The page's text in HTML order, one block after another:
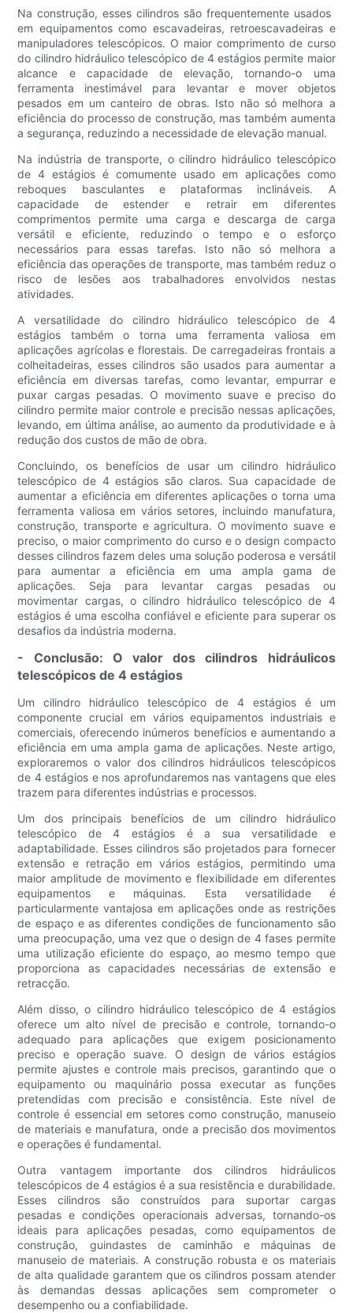
Na construção, esses cilindros são frequentemente usados ​​
em equipamentos como escavadeiras, retroescavadeiras e
manipuladores telescópicos. O maior comprimento de curso
do cilindro hidráulico telescópico de 4 estágios permite maior
alcance e capacidade de elevação, tornando-o uma
ferramenta inestimável para levantar e mover objetos
pesados ​​em um canteiro de obras. Isto não só melhora a
eficiência do processo de construção, mas também aumenta
a segurança, reduzindo a necessidade de elevação manual.
Na indústria de transporte, o cilindro hidráulico telescópico
de 4 estágios é comumente usado em aplicações como
reboques basculantes e plataformas inclináveis. A
capacidade de estender e retrair em diferentes
comprimentos permite uma carga e descarga de carga
versátil e eficiente, reduzindo o tempo e o esforço
necessários para essas tarefas. Isto não só melhora a
eficiência das operações de transporte, mas também reduz o
risco de lesões aos trabalhadores envolvidos nestas
atividades.
A versatilidade do cilindro hidráulico telescópico de 4
estágios também o torna uma ferramenta valiosa em
aplicações agrícolas e florestais. De carregadeiras frontais a
colheitadeiras, esses cilindros são usados ​​para aumentar a
eficiência em diversas tarefas, como levantar, empurrar e
puxar cargas pesadas. O movimento suave e preciso do
cilindro permite maior controle e precisão nessas aplicações,
levando, em última análise, ao aumento da produtividade e à
redução dos custos de mão de obra.
Concluindo, os benefícios de usar um cilindro hidráulico
telescópico de 4 estágios são claros. Sua capacidade de
aumentar a eficiência em diferentes aplicações o torna uma
ferramenta valiosa em vários setores, incluindo manufatura,
construção, transporte e agricultura. O movimento suave e
preciso, o maior comprimento do curso e o design compacto
desses cilindros fazem deles uma solução poderosa e versátil
para aumentar a eficiência em uma ampla gama de
aplicações. Seja para levantar cargas pesadas ou
movimentar cargas, o cilindro hidráulico telescópico de 4
estágios é uma escolha confiável e eficiente para superar os
desafios da indústria moderna.
- Conclusão: O valor dos cilindros hidráulicos
telescópicos de 4 estágios
Um cilindro hidráulico telescópico de 4 estágios é um
componente crucial em vários equipamentos industriais e
comerciais, oferecendo inúmeros benefícios e aumentando a
eficiência em uma ampla gama de aplicações. Neste artigo,
exploraremos o valor dos cilindros hidráulicos telescópicos
de 4 estágios e nos aprofundaremos nas vantagens que eles
trazem para diferentes indústrias e processos.
Um dos principais benefícios de um cilindro hidráulico
telescópico de 4 estágios é a sua versatilidade e
adaptabilidade. Esses cilindros são projetados para fornecer
extensão e retração em vários estágios, permitindo uma
maior amplitude de movimento e flexibilidade em diferentes
equipamentos e máquinas. Esta versatilidade é
particularmente vantajosa em aplicações onde as restrições
de espaço e as diferentes condições de funcionamento são
uma preocupação, uma vez que o design de 4 fases permite
uma utilização eficiente do espaço, ao mesmo tempo que
proporciona as capacidades necessárias de extensão e
retracção.
Além disso, o cilindro hidráulico telescópico de 4 estágios
oferece um alto nível de precisão e controle, tornando-o
adequado para aplicações que exigem posicionamento
preciso e operação suave. O design de vários estágios
permite ajustes e controle mais precisos, garantindo que o
equipamento ou maquinário possa executar as funções
pretendidas com precisão e consistência. Este nível de
controle é essencial em setores como construção, manuseio
de materiais e manufatura, onde a precisão dos movimentos
e operações é fundamental.
Outra vantagem importante dos cilindros hidráulicos
telescópicos de 4 estágios é a sua resistência e durabilidade.
Esses cilindros são construídos para suportar cargas
pesadas e condições operacionais adversas, tornando-os
ideais para aplicações pesadas, como equipamentos de
construção, guindastes de caminhão e máquinas de
manuseio de materiais. A construção robusta e os materiais
de alta qualidade garantem que os cilindros possam atender
às demandas dessas aplicações sem comprometer o
desempenho ou a confiabilidade.